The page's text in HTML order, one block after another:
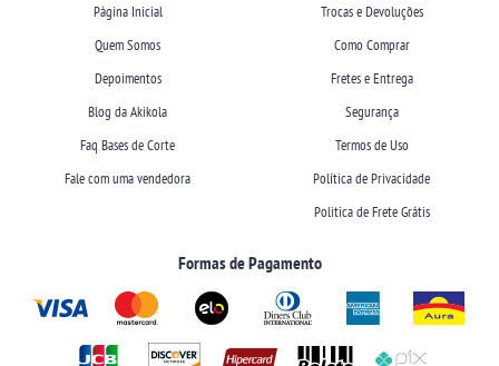
Página Inicial
Quem Somos
Depoimentos
Blog da Akikola
Faq Bases de Corte
Fale com uma vendedora
Trocas e Devoluções
Como Comprar
Fretes e Entrega
Segurança
Termos de Uso
Política de Privacidade
Politica de Frete Grátis
Formas de Pagamento